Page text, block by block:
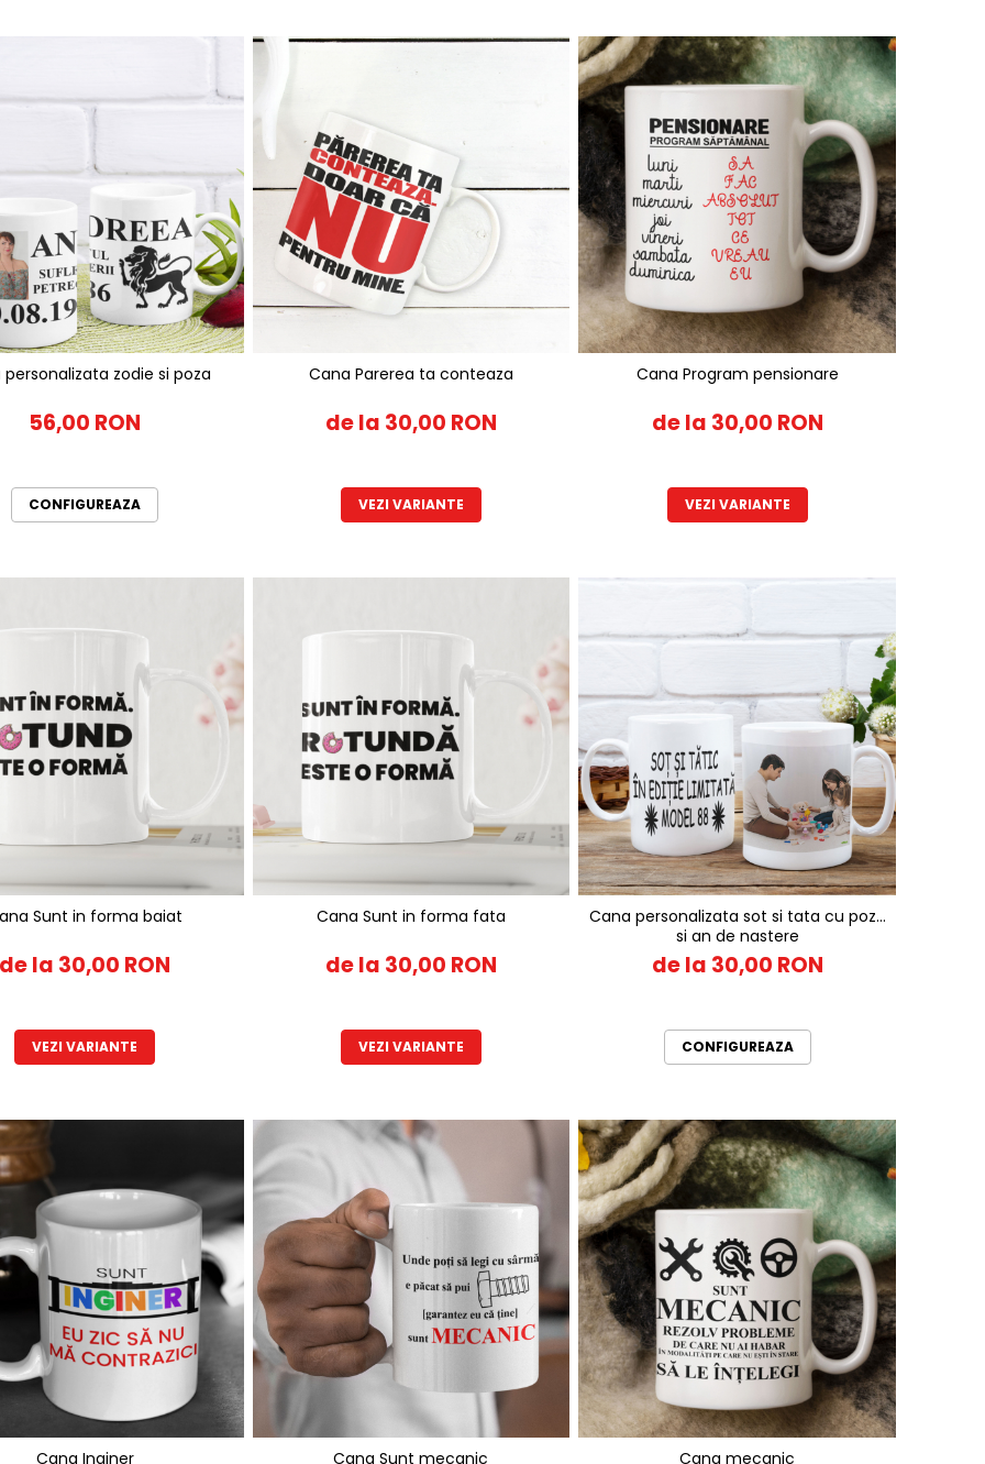
personalizata zodie si poza
56,00 RON
CONFIGUREAZA
Cana Parerea ta conteaza
de la 30,00 RON
VEZI VARIANTE
Cana Program pensionare
de la 30,00 RON
VEZI VARIANTE
Sunt in forma baiat
de la 30,00 RON
VEZI VARIANTE
Cana Sunt in forma fata
de la 30,00 RON
VEZI VARIANTE
Cana personalizata sot si tata cu poza
si an de nastere
de la 30,00 RON
CONFIGUREAZA
Cana Inginer Cana Sunt mecanic Cana mecanic